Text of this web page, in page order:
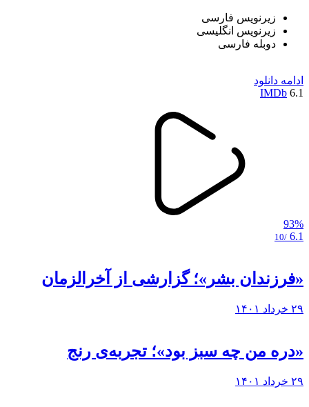
زیرنویس فارسی
زیرنویس انگلیسی
دوبله فارسی
ادامه دانلود
6.1
IMDb
93%
6.1
/10
«فرزندان بشر»؛ گزارشی از آخرالزمان
۲۹ خرداد ۱۴۰۱
«دره من چه سبز بود»؛ تجربه‌ی رنج
۲۹ خرداد ۱۴۰۱